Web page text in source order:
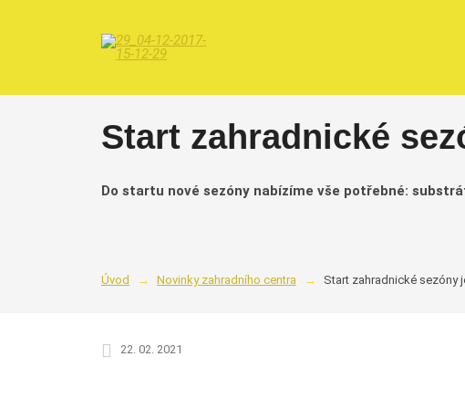
Start zahradnické
Do startu nové sezóny nabízíme vše potřebné:
Úvod Novinky zahradního centra Start zahradnické sezóny
22. 02. 2021